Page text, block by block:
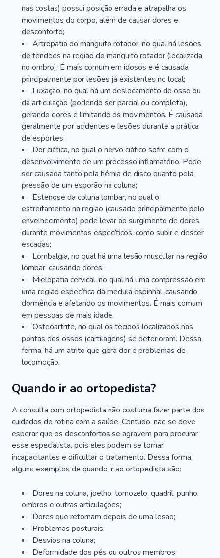
nas costas) possui posição errada e atrapalha os
movimentos do corpo, além de causar dores e
desconforto;
Artropatia do manguito rotador, no qual há lesões
de tendões na região do manguito rotador (localizada
no ombro). É mais comum em idosos e é causada
principalmente por lesões já existentes no local;
Luxação, no qual há um deslocamento do osso ou
da articulação (podendo ser parcial ou completa),
gerando dores e limitando os movimentos. É causada
geralmente por acidentes e lesões durante a prática
de esportes;
Dor ciática, no qual o nervo ciático sofre com o
desenvolvimento de um processo inflamatório. Pode
ser causada tanto pela hérnia de disco quanto pela
pressão de um esporão na coluna;
Estenose da coluna lombar, no qual o
estreitamento na região (causado principalmente pelo
envelhecimento) pode levar ao surgimento de dores
durante movimentos específicos, como subir e descer
escadas;
Lombalgia, no qual há uma lesão muscular na região
lombar, causando dores;
Mielopatia cervical, no qual há uma compressão em
uma região específica da medula espinhal, causando
dormência e afetando os movimentos. É mais comum
em pessoas de mais idade;
Osteoartrite, no qual os tecidos localizados nas
pontas dos ossos (cartilagens) se deterioram. Dessa
forma, há um atrito que gera dor e problemas de
locomoção.
Quando ir ao ortopedista?
A consulta com ortopedista não costuma fazer parte dos
cuidados de rotina com a saúde. Contudo, não se deve
esperar que os desconfortos se agravem para procurar
esse especialista, pois eles podem se tornar
incapacitantes e dificultar o tratamento. Dessa forma,
alguns exemplos de quando ir ao ortopedista são:
Dores na coluna, joelho, tornozelo, quadril, punho,
ombros e outras articulações;
Dores que retornam depois de uma lesão;
Problemas posturais;
Desvios na coluna;
Deformidade dos pés ou outros membros;